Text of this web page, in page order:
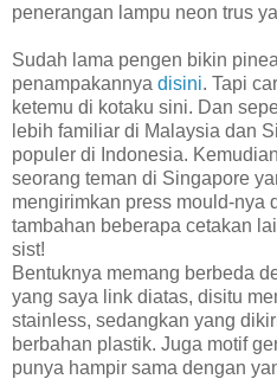
penerangan lampu neon trus
Sudah lama pengen bikin
penampakannya disini. Tapi
ketemu di kotaku sini. Dan
lebih familiar di Malaysia dan
populer di Indonesia.
seorang teman di Singapore
mengirimkan press mould-nya
tambahan beberapa cetakan
sist!
Bentuknya memang berbeda
yang saya link diatas, disitu
stainless, sedangkan yang
berbahan plastik. Juga motif
punya hampir sama dengan